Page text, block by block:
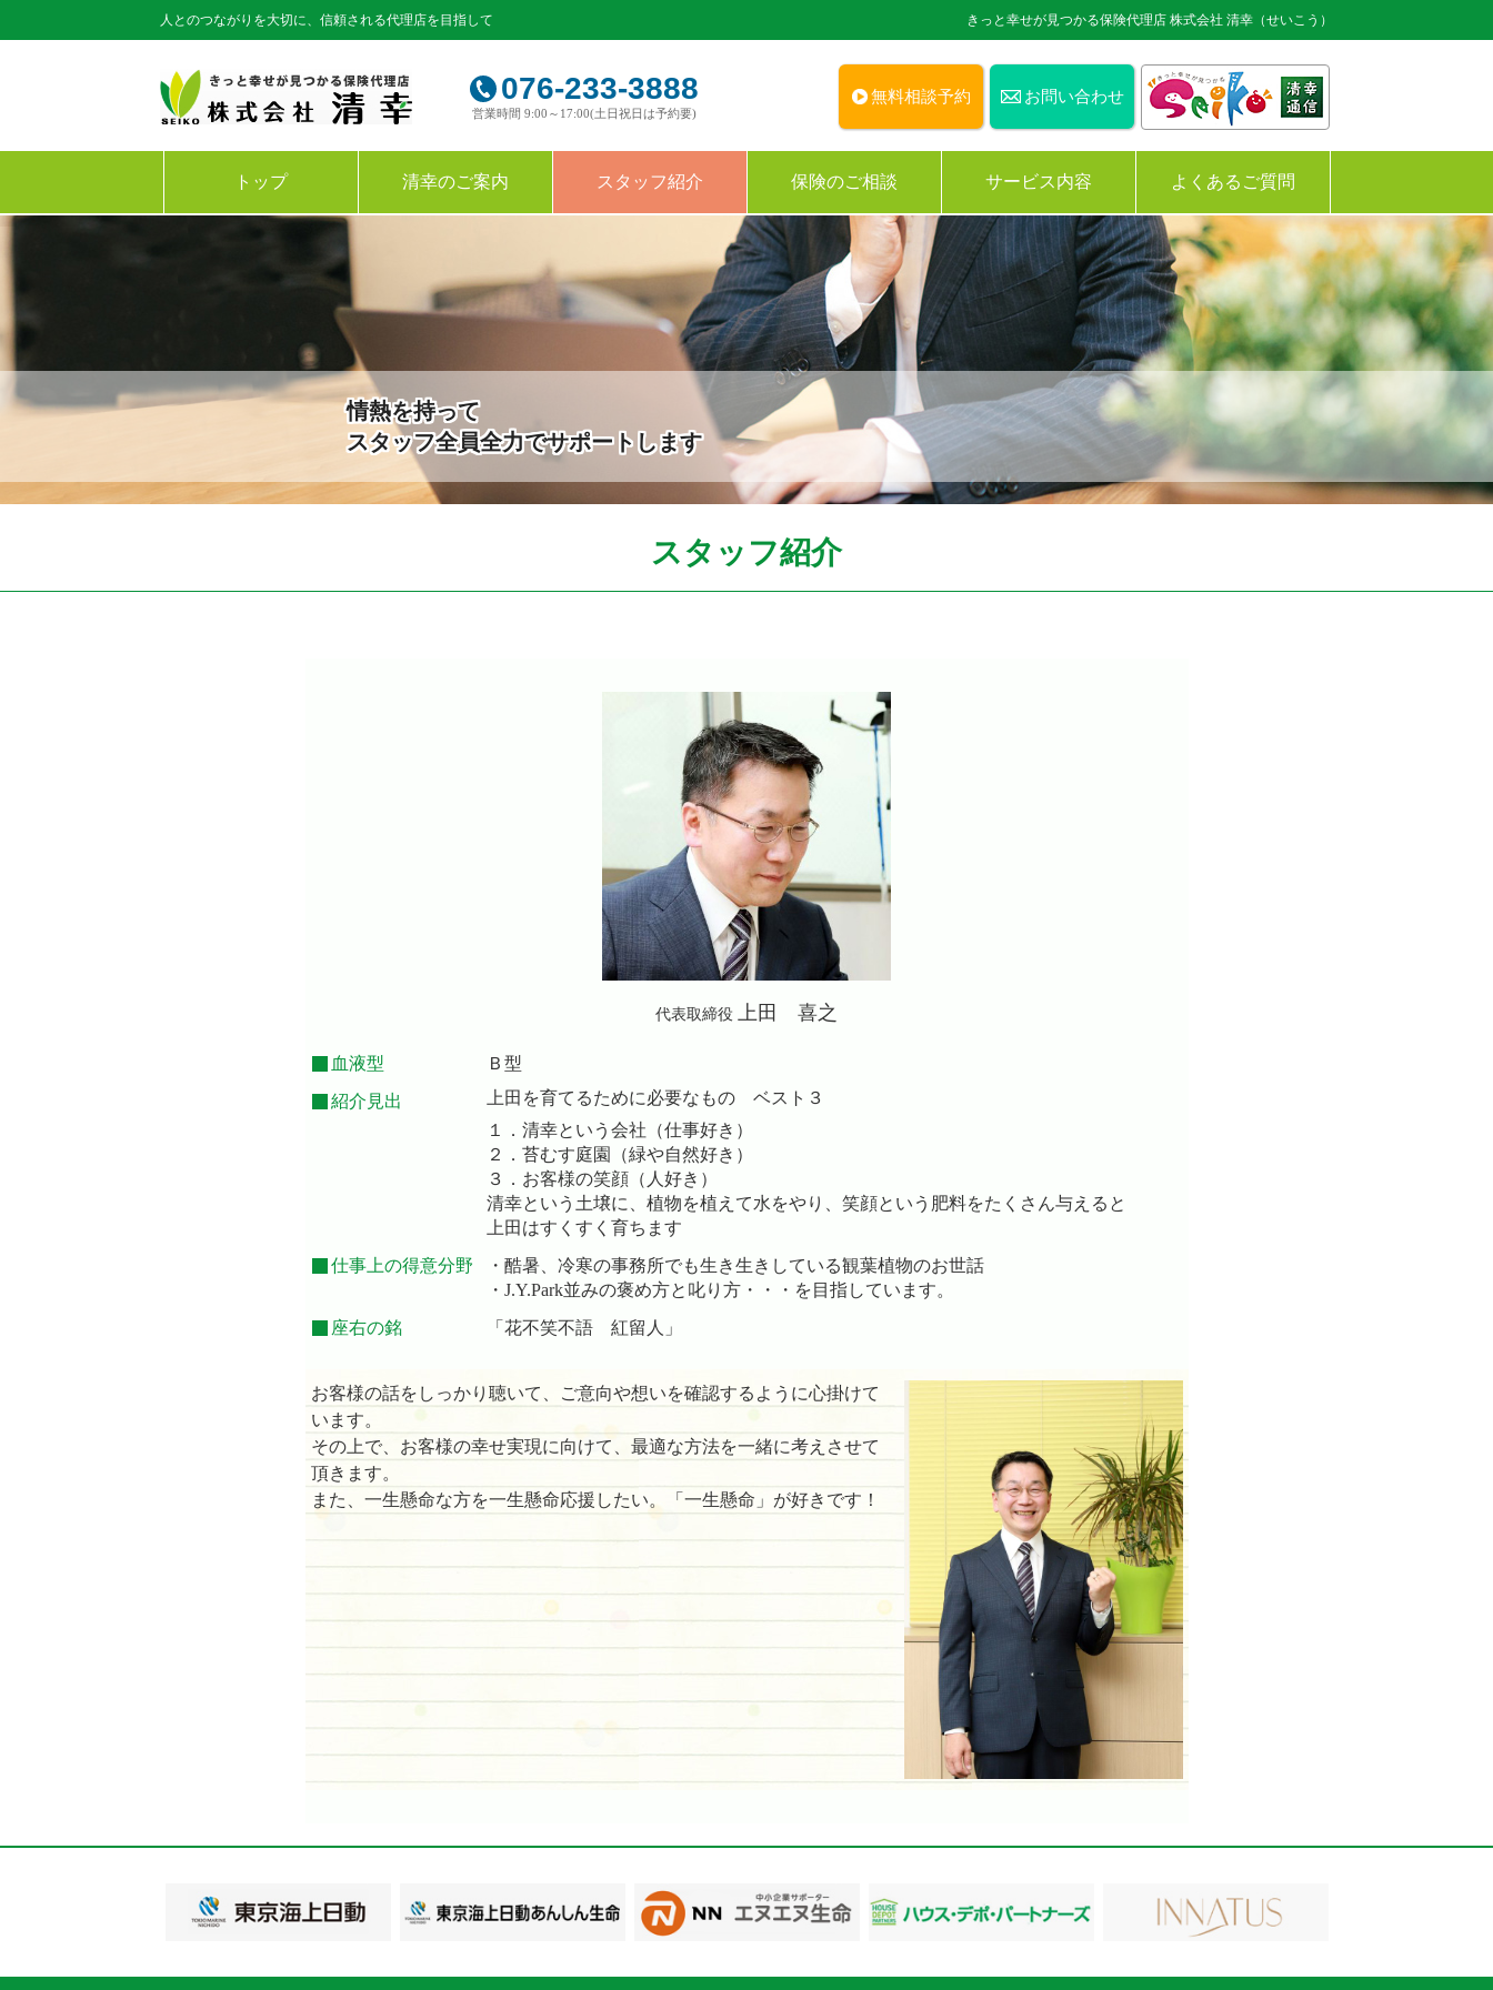
人とのつながりを大切に、信頼される代理店を目指して きっと幸せが見つかる保険代理店 株式会社 清幸（せいこう）
076-233-3888
営業時間 9:00～17:00(土日祝日は予約要)
無料相談予約 お問い合わせ
トップ 清幸のご案内 スタッフ紹介 保険のご相談 サービス内容 よくあるご質問
情熱を持って
スタッフ全員全力でサポートします
スタッフ紹介
代表取締役 上田 喜之
血液型
Ｂ型
紹介見出
上田を育てるために必要なもの ベスト３
１．清幸という会社（仕事好き）
２．苔むす庭園（緑や自然好き）
３．お客様の笑顔（人好き）
清幸という土壌に、植物を植えて水をやり、笑顔という肥料をたくさん与えると
上田はすくすく育ちます
仕事上の得意分野
・酷暑、冷寒の事務所でも生き生きしている観葉植物のお世話
・J.Y.Park並みの褒め方と叱り方・・・を目指しています。
座右の銘
「花不笑不語 紅留人」
お客様の話をしっかり聴いて、ご意向や想いを確認するように心掛けて
います。
その上で、お客様の幸せ実現に向けて、最適な方法を一緒に考えさせて
頂きます。
また、一生懸命な方を一生懸命応援したい。「一生懸命」が好きです！